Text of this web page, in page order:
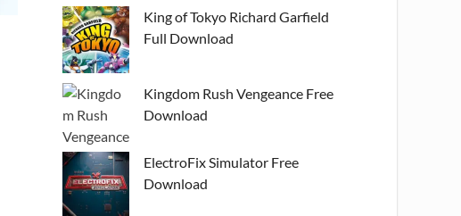
King of Tokyo Richard Garfield
Full Download
Kingdom Rush Vengeance Free
Download
ElectroFix Simulator Free
Download